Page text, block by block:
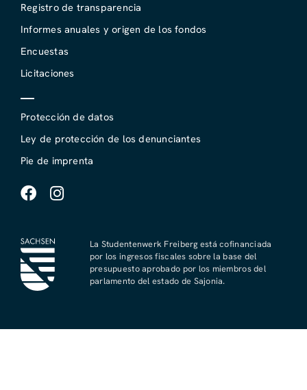
Registro de transparencia
Informes anuales y origen de los fondos
Encuestas
Licitaciones
Protección de datos
Ley de protección de los denunciantes
Pie de imprenta
La Studentenwerk Freiberg está cofinanciada
por los ingresos fiscales sobre la base del
presupuesto aprobado por los miembros del
parlamento del estado de Sajonia.